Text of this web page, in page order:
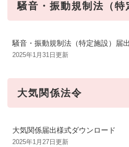
騒音・振動規制法（特
騒音・振動規制法（特定施設）届
2025年1月31日更新
大気関係法令
大気関係届出様式ダウンロード
2025年1月27日更新